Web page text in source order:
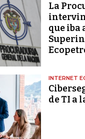
La
que iba
INTERNET
de TI a